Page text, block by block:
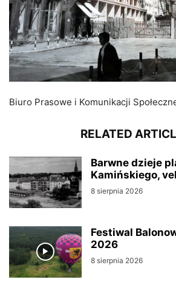
Biuro Prasowe i Komunikacji
RELATED
Barwne dzieje
Kamińskiego,
8 sierpnia 2026
Festiwal
2026
8 sierpnia 2026